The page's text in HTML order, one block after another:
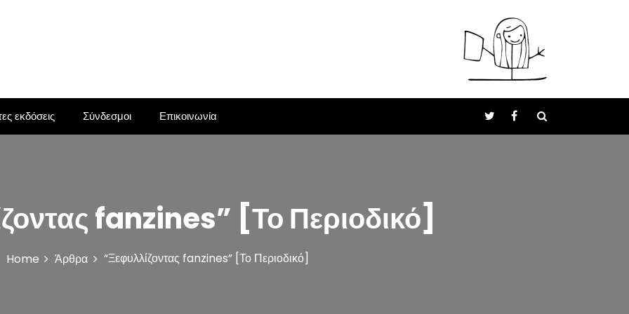
εκδόσεις Σύνδεσμοι Επικοινωνία
fanzines” [Το Περιοδικό]
Home Άρθρα “Ξεφυλλίζοντας fanzines” [Το Περιοδικό]